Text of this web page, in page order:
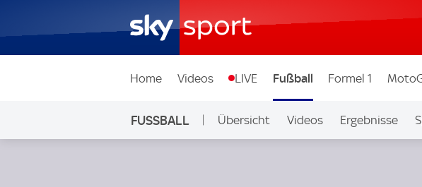
Home Videos LIVE Fußball Formel 1
FUSSBALL Übersicht Videos Ergebnisse